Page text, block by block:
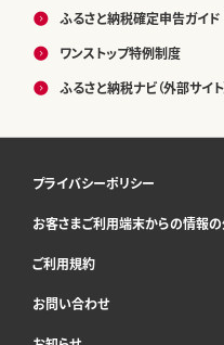
ふるさと納税確定申告ガイド
ワンストップ特例制度
ふるさと納税ナビ（外部サイト
プライバシーポリシー
お客さまご利用端末からの情報
ご利用規約
お問い合わせ